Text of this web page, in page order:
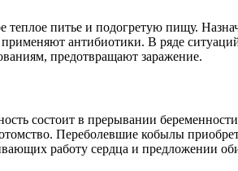
теплое питье и подогретую пищу.
антибиотики. В ряде
предотвращают заражение.
состоит в прерывании
Переболевшие кобылы
работу сердца и предложении